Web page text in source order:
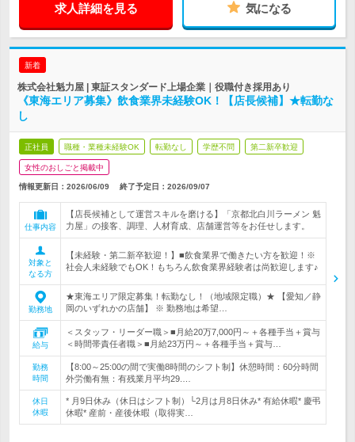
求人詳細を見る 気になる
新着
株式会社魁力屋 | 東証スタンダード上場企業｜役職付き採用あり
《東海エリア募集》飲食業界未経験OK！【店長候補】★転勤な
し
正社員 職種・業種未経験OK 転勤なし 学歴不問 第二新卒歓迎
女性のおしごと掲載中
情報更新日：2026/06/09 終了予定日： 2026/09/07
仕事内容
【店長候補として運営スキルを磨ける】「京都北白川ラーメン 魁
力屋」の接客、調理、人材育成、店舗運営等をお任せします。
対象と
なる方
【未経験・第二新卒歓迎！】■飲食業界で働きたい方を歓迎！※
社会人未経験でもOK！もちろん飲食業界経験者は尚歓迎します♪
勤務地
★東海エリア限定募集！転勤なし！（地域限定職）★ 【愛知／静
岡のいずれかの店舗】 ※ 勤務地は希望…
給与
＜スタッフ・リーダー職＞■月給20万7,000円～＋各種手当＋賞与
＜時間帯責任者職＞■月給23万円～＋各種手当＋賞与…
勤務
時間
【8:00～25:00の間で実働8時間のシフト制】休憩時間：60分時間
外労働有無：有残業月平均29.…
休日
休暇
* 月9日休み（休日はシフト制）└2月は月8日休み* 有給休暇* 慶弔
休暇* 産前・産後休暇（取得実…